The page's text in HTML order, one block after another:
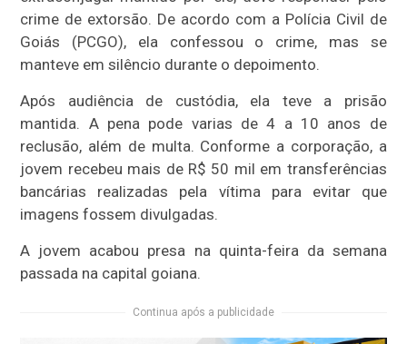
crime de extorsão. De acordo com a Polícia Civil de
Goiás (PCGO), ela confessou o crime, mas se
manteve em silêncio durante o depoimento.
Após audiência de custódia, ela teve a prisão
mantida. A pena pode varias de 4 a 10 anos de
reclusão, além de multa. Conforme a corporação, a
jovem recebeu mais de R$ 50 mil em transferências
bancárias realizadas pela vítima para evitar que
imagens fossem divulgadas.
A jovem acabou presa na quinta-feira da semana
passada na capital goiana.
Continua após a publicidade